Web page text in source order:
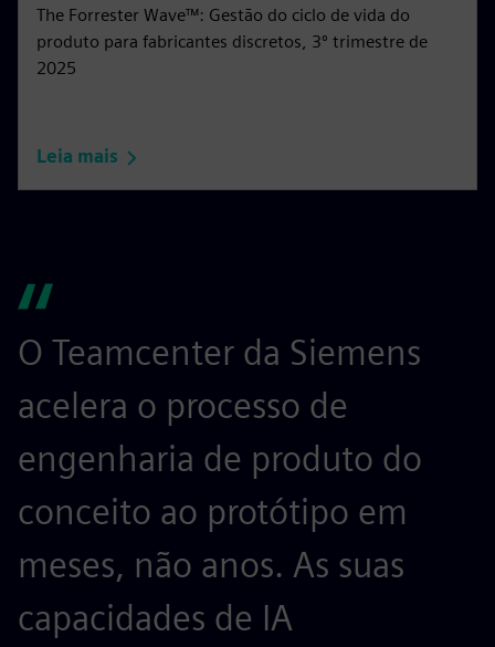
The Forrester Wave™: Gestão do ciclo de vida do
produto para fabricantes discretos, 3º trimestre de
2025
Leia mais
O Teamcenter da Siemens
acelera o processo de
engenharia de produto do
conceito ao protótipo em
meses, não anos. As suas
capacidades de IA